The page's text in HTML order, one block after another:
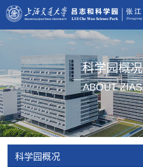
科学园概况
ABOUT ZIAS
科学园概况